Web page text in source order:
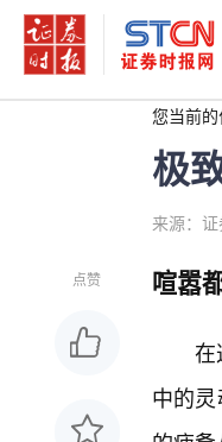
您当前的
极
来源：
点赞 喧嚣
在
中的